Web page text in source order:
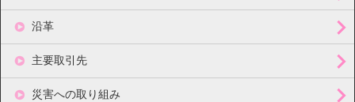
沿革
主要取引先
災害への取り組み